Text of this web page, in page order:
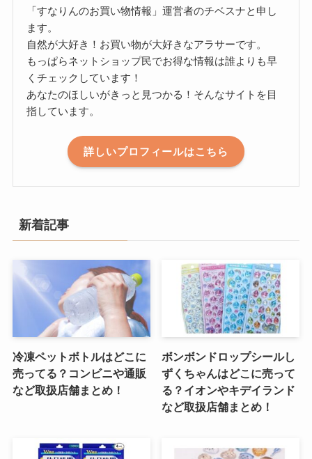
「すなりんのお買い物情報」運営者のチベスナと申し
ます。
自然が大好き！お買い物が大好きなアラサーです。
もっぱらネットショップ民でお得な情報は誰よりも早
くチェックしています！
あなたのほしいがきっと見つかる！そんなサイトを目
指しています。
詳しいプロフィールはこちら
新着記事
冷凍ペットボトルはどこに
売ってる？コンビニや通販
など取扱店舗まとめ！
ボンボンドロップシールし
ずくちゃんはどこに売って
る？イオンやキデイランド
など取扱店舗まとめ！